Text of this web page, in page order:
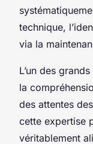
technique,
via la
L’un des
la
des attentes
cette expertise
véritablement